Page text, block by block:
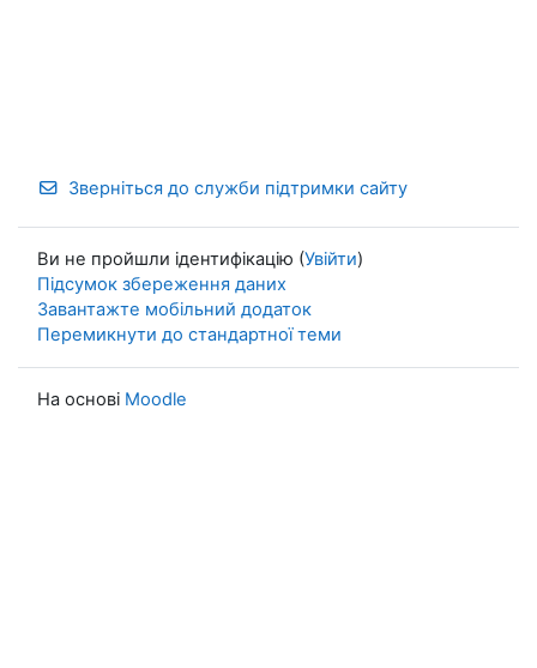
Зверніться до служби підтримки сайту
Ви не пройшли ідентифікацію (Увійти)
Підсумок збереження даних
Завантажте мобільний додаток
Перемикнути до стандартної теми
На основі Moodle